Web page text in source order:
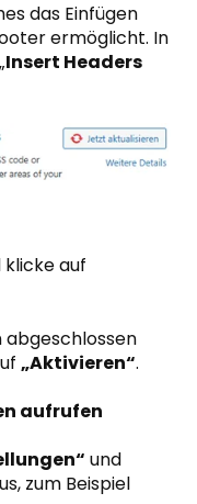
das Einfügen
ermöglicht. In
Insert Headers
klicke auf
abgeschlossen
„Aktivieren“.
aufrufen
und
zum Beispiel